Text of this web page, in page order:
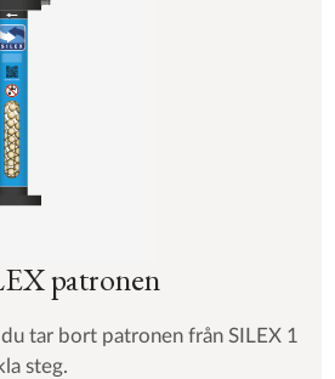
patronen
tar bort patronen från SILEX 1
steg.